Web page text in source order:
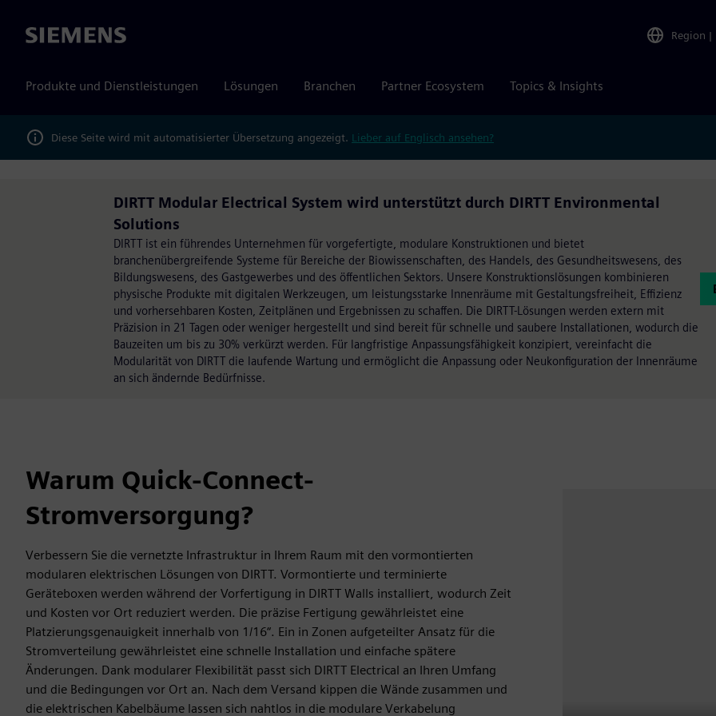
Siemens Region |
Produkte und Dienstleistungen Lösungen Branchen Partner Ecosystem Topics & Insights
Diese Seite wird mit automatisierter Übersetzung angezeigt. Lieber auf Englisch ansehen?
DIRTT Modular Electrical System wird unterstützt durch DIRTT Environmental
Solutions
DIRTT ist ein führendes Unternehmen für vorgefertigte, modulare Konstruktionen und bietet
branchenübergreifende Systeme für Bereiche der Biowissenschaften, des Handels, des Gesundheitswesens, des
Bildungswesens, des Gastgewerbes und des öffentlichen Sektors. Unsere Konstruktionslösungen kombinieren
physische Produkte mit digitalen Werkzeugen, um leistungsstarke Innenräume mit Gestaltungsfreiheit, Effizienz
und vorhersehbaren Kosten, Zeitplänen und Ergebnissen zu schaffen. Die DIRTT-Lösungen werden extern mit
Präzision in 21 Tagen oder weniger hergestellt und sind bereit für schnelle und saubere Installationen, wodurch die
Bauzeiten um bis zu 30% verkürzt werden. Für langfristige Anpassungsfähigkeit konzipiert, vereinfacht die
Modularität von DIRTT die laufende Wartung und ermöglicht die Anpassung oder Neukonfiguration der Innenräume
an sich ändernde Bedürfnisse.
Warum Quick-Connect-
Stromversorgung?
Verbessern Sie die vernetzte Infrastruktur in Ihrem Raum mit den vormontierten
modularen elektrischen Lösungen von DIRTT. Vormontierte und terminierte
Geräteboxen werden während der Vorfertigung in DIRTT Walls installiert, wodurch Zeit
und Kosten vor Ort reduziert werden. Die präzise Fertigung gewährleistet eine
Platzierungsgenauigkeit innerhalb von 1/16“. Ein in Zonen aufgeteilter Ansatz für die
Stromverteilung gewährleistet eine schnelle Installation und einfache spätere
Änderungen. Dank modularer Flexibilität passt sich DIRTT Electrical an Ihren Umfang
und die Bedingungen vor Ort an. Nach dem Versand kippen die Wände zusammen und
die elektrischen Kabelbäume lassen sich nahtlos in die modulare Verkabelung